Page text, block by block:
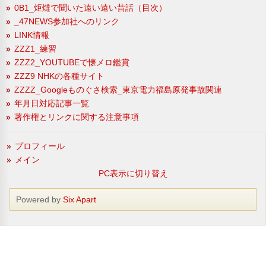
0B1_炬燵で聞いた遠い遠い昔話（目次）
_47NEWS参加社へのリンク
LINK情報
ZZZ1_練習
ZZZ2_YOUTUBEで懐メロ鑑賞
ZZZ9 NHKの各種サイト
ZZZZ_Googleものぐさ検索_東京電力福島原発事故関連
年月日対応記事一覧
著作権とリンクに関する注意事項
プロフィール
メイン
PC表示に切り替え
Powered by Six Apart